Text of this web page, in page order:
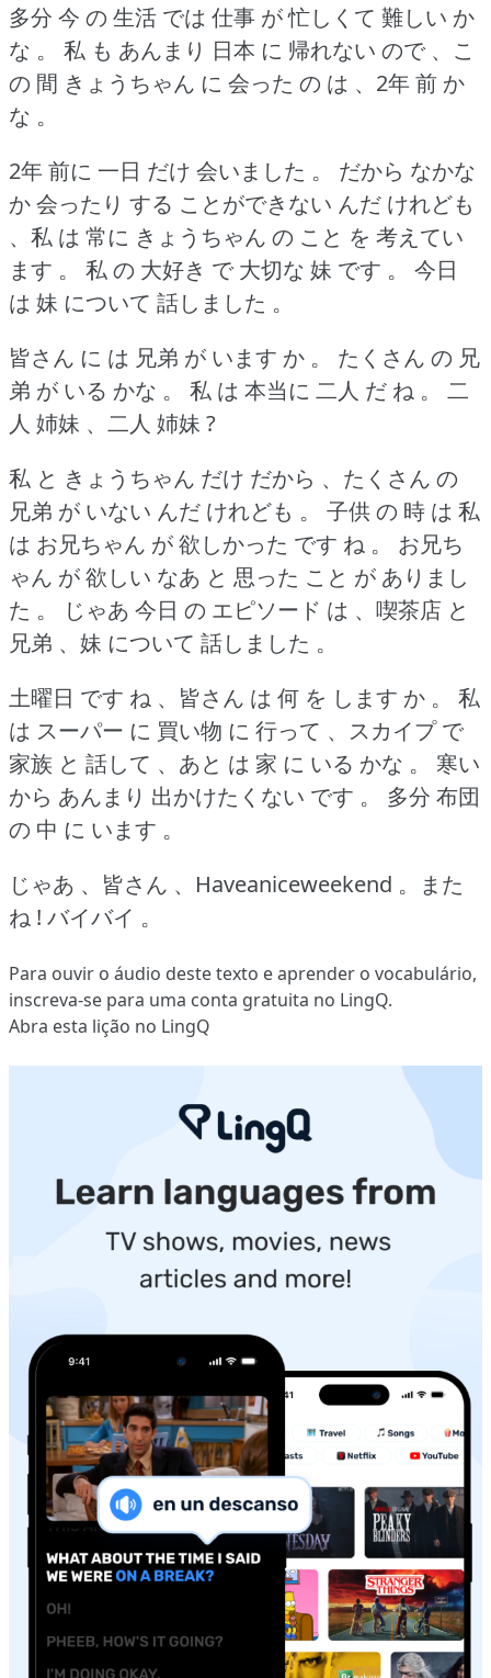
多分 今 の 生活 では 仕事 が 忙しくて 難しい か
な 。
私 も あんまり 日本 に 帰れない ので 、こ
の 間 きょうちゃん に 会った の は 、2年 前 か
な 。
2年 前に 一日 だけ 会いました 。
だから なかな
か 会ったり する ことができない んだ けれども
、私 は 常に きょうちゃん の こと を 考えてい
ます 。
私 の 大好き で 大切な 妹 です 。
今日
は 妹 について 話しました 。
皆さん に は 兄弟 が います か 。
たくさん の 兄
弟 が いる かな 。
私 は 本当に 二人 だ ね 。
二
人 姉妹 、二人 姉妹 ?
私 と きょうちゃん だけ だから 、たくさん の
兄弟 が いない んだ けれども 。
子供 の 時 は 私
は お兄ちゃん が 欲しかった です ね 。
お兄ち
ゃん が 欲しい なあ と 思った こと が ありまし
た 。
じゃあ 今日 の エピソード は 、喫茶店 と
兄弟 、妹 について 話しました 。
土曜日 です ね 、皆さん は 何 を します か 。
私
は スーパー に 買い物 に 行って 、スカイプ で
家族 と 話して 、あと は 家 に いる かな 。
寒い
から あんまり 出かけたくない です 。
多分 布団
の 中 に います 。
じゃあ 、皆さん 、Haveaniceweekend 。また
ね ! バイバイ 。
Para ouvir o áudio deste texto e aprender o vocabulário,
inscreva-se para uma conta gratuita no LingQ.
Abra esta lição no LingQ